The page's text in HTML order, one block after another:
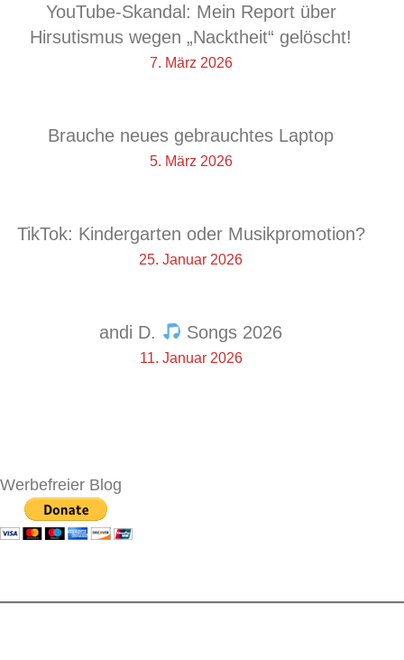
YouTube-Skandal: Mein Report über
Hirsutismus wegen „Nacktheit“ gelöscht!
7. März 2026
Brauche neues gebrauchtes Laptop
5. März 2026
TikTok: Kindergarten oder Musikpromotion?
25. Januar 2026
andi D. Songs 2026
11. Januar 2026
Werbefreier Blog